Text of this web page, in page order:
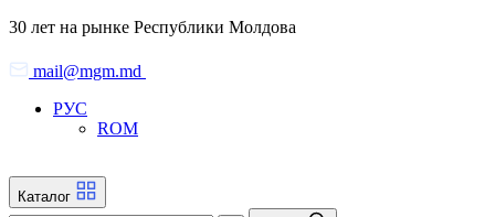
Skip
the
content
30 лет на рынке Республики Молдова
mail@mgm.md
РУС
ROM
Каталог